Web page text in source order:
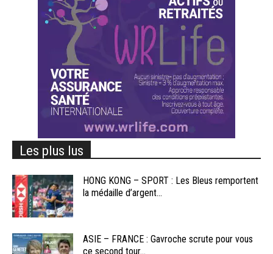
Les plus lus
HONG KONG – SPORT : Les Bleus remportent
la médaille d’argent...
ASIE – FRANCE : Gavroche scrute pour vous
ce second tour...